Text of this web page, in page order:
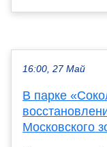
16:00, 27 Май
В парке
Московского